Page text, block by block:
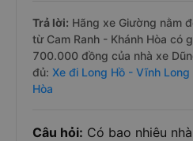
Trả lời: Hãng xe Giường nằm
từ Cam Ranh - Khánh Hòa có
700.000 đồng của nhà xe
đủ: Xe đi Long Hồ - Vĩnh
Hòa
Câu hỏi: Có bao nhiêu